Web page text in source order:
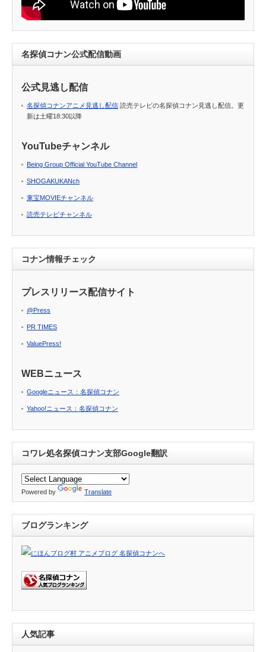
名探偵コナン公式配信動画
公式見逃し配信
名探偵コナンアニメ見逃し配信 読売テレビの名探偵コナン見逃し配信。更
新は土曜18:30以降
YouTubeチャンネル
Being Group Official YouTube Channel
SHOGAKUKANch
東宝MOVIEチャンネル
読売テレビチャンネル
コナン情報チェック
プレスリリース配信サイト
@Press
PR TIMES
ValuePress!
WEBニュース
Googleニュース：名探偵コナン
Yahoo!ニュース：名探偵コナン
コワレ処名探偵コナン支部Google翻訳
Powered by Translate
ブログランキング
人気記事